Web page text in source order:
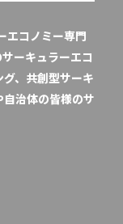
コノミー専門
ーキュラーエコ
、共創型サーキ
治体の皆様のサ